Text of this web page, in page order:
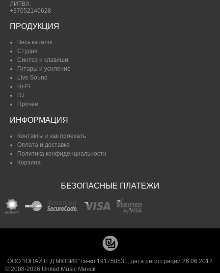
ЛИТВА:
+37052140628
ПРОДУКЦИЯ
Весь каталог
Студия
Синтез и клавиши
Гитары и усиление
Live Sound
Hi-FI
DJ
Прочее
ИНФОРМАЦИЯ
Контакты и как проехать
Оплата и доставка
Политика конфиденциальности
Корзина
БЕЗОПАСНЫЕ ПЛАТЕЖИ
ООО "ЮНАЙТЕД МЮЗИК" св-во 191758531, дата регистрации 26.06.2012
© 2008-2026 United Music Минск